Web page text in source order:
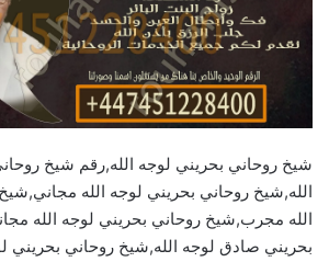
شيخ روحاني بحريني لوجه الله,رقم شيخ
الله,شيخ روحاني بحريني لوجه الله
الله مجرب,شيخ روحاني بحريني لوجه الله
بحريني صادق لوجه الله,شيخ روحاني بحريني